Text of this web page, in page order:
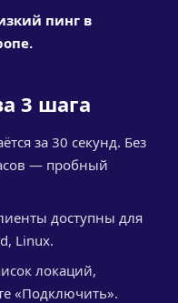
пинг в
3 шага
за 30 секунд. Без
— пробный
доступны для
Linux.
локаций,
«Подключить».